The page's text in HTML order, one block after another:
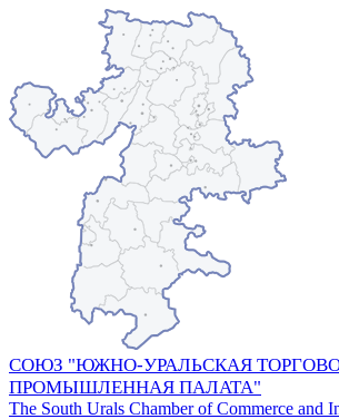
СОЮЗ "ЮЖНО-УРАЛЬСКАЯ
ПРОМЫШЛЕННАЯ ПАЛАТА"
The South Urals Chamber of Commerce and